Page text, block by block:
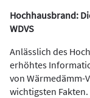
Hochhausbrand:
WDVS
Anlässlich des
erhöhtes
von Wärmedämm-
wichtigsten Fakten.